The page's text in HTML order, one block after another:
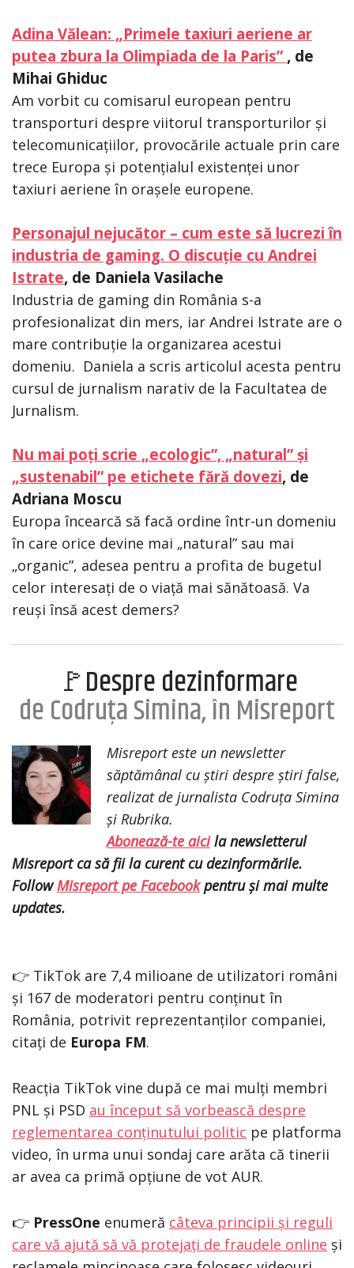
Adina Vălean: „Primele taxiuri aeriene ar
putea zbura la Olimpiada de la Paris” , de
Mihai Ghiduc
Am vorbit cu comisarul european pentru
transporturi despre viitorul transporturilor și
telecomunicațiilor, provocările actuale prin care
trece Europa și potențialul existenței unor
taxiuri aeriene în orașele europene.
Personajul nejucător – cum este să lucrezi în
industria de gaming. O discuție cu Andrei
Istrate, de Daniela Vasilache
Industria de gaming din România s-a
profesionalizat din mers, iar Andrei Istrate are o
mare contribuție la organizarea acestui
domeniu. Daniela a scris articolul acesta pentru
cursul de jurnalism narativ de la Facultatea de
Jurnalism.
Nu mai poți scrie „ecologic”, „natural” și
„sustenabil” pe etichete fără dovezi, de
Adriana Moscu
Europa încearcă să facă ordine într-un domeniu
în care orice devine mai „natural” sau mai
„organic”, adesea pentru a profita de bugetul
celor interesați de o viață mai sănătoasă. Va
reuși însă acest demers?
🚩Despre dezinformare
de Codruța Simina, în Misreport
Misreport este un newsletter
săptămânal cu știri despre știri false,
realizat de jurnalista Codruța Simina
și Rubrika.
Abonează-te aicila newsletterul
Misreport ca să fii la curent cu dezinformările.
FollowMisreport pe Facebookpentru și mai multe
updates.
👉 TikTok are 7,4 milioane de utilizatori români
și 167 de moderatori pentru conținut în
România, potrivit reprezentanților companiei,
citați de Europa FM.
Reacția TikTok vine după ce mai mulți membri
PNL și PSD au început să vorbească despre
reglementarea conținutului politic pe platforma
video, în urma unui sondaj care arăta că tinerii
ar avea ca primă opțiune de vot AUR.
👉 PressOne enumeră câteva principii și reguli
care vă ajută să vă protejați de fraudele online și